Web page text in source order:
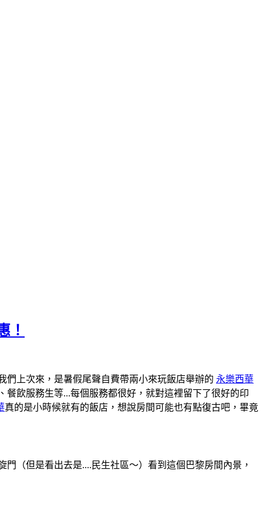
！
們上次來，是暑假尾聲自費帶兩小來玩飯店舉辦的 永樂西華
飲服務生等...每個服務都很好，就對這裡留下了很好的印
真的是小時候就有的飯店，想說房間可能也有點復古吧，畢竟
（但是看出去是....民生社區～）看到這個巴黎房間內景，